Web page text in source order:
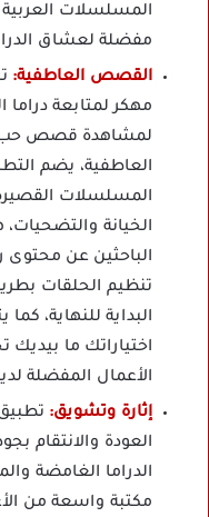
المسلسلات
مفضلة لعشاق
القصص العاطفية:
مهكر لمتابعة دراما
لمشاهدة قصص حب
العاطفية، يضم
المسلسلات
الخيانة
الباحثين عن
تنظيم الحلقات
البداية للنهاية،
اختياراتك ما
الأعمال المفضلة
إثارة وتشويق:
الدراما الغامضة
مكتبة واسعة من